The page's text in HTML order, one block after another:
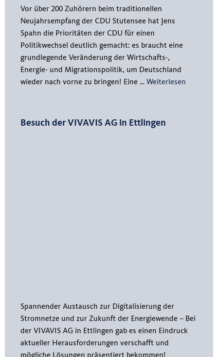
Vor über 200 Zuhörern beim traditionellen
Neujahrsempfang der CDU Stutensee hat Jens
Spahn die Prioritäten der CDU für einen
Politikwechsel deutlich gemacht: es braucht eine
grundlegende Veränderung der Wirtschafts-,
Energie- und Migrationspolitik, um Deutschland
wieder nach vorne zu bringen! Eine … Weiterlesen
Besuch der VIVAVIS AG in Ettlingen
Spannender Austausch zur Digitalisierung der
Stromnetze und zur Zukunft der Energiewende – Bei
der VIVAVIS AG in Ettlingen gab es einen Eindruck
aktueller Herausforderungen verschafft und